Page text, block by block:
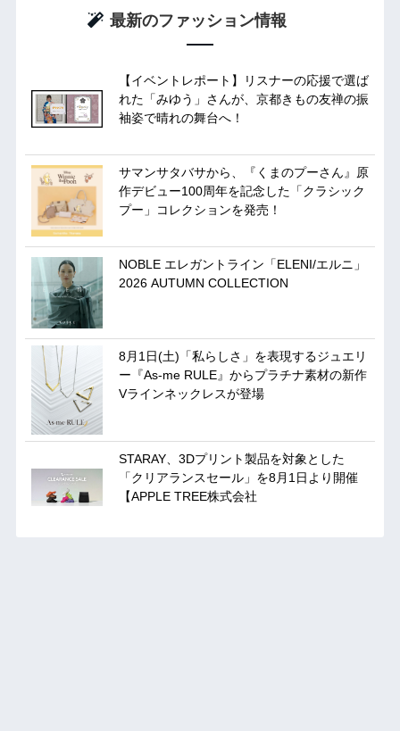
最新のファッション情報
【イベントレポート】リスナーの応援で選ば
れた「みゆう」さんが、京都きもの友禅の振
袖姿で晴れの舞台へ！
サマンサタバサから、『くまのプーさん』原
作デビュー100周年を記念した「クラシック
プー」コレクションを発売！
NOBLE エレガントライン「ELENI/エルニ」
2026 AUTUMN COLLECTION
8月1日(土)「私らしさ」を表現するジュエリ
ー『As-me RULE』からプラチナ素材の新作
Vラインネックレスが登場
STARAY、3Dプリント製品を対象とした
「クリアランスセール」を8月1日より開催
【APPLE TREE株式会社